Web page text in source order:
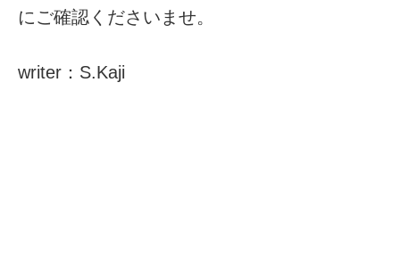
にご確認くださいませ。
writer：S.Kaji